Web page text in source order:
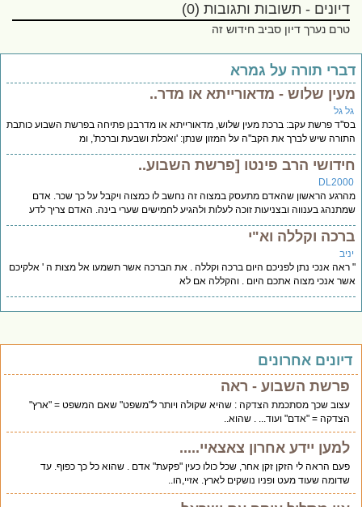
דיונים - תשובות ותגובות (0)
טרם נערך דיון סביב חידוש זה
תורה על גמרא
שלוש - מדאורייתא או מדר..
גל
פרשת עקב: ברכת מעין שלוש, מדאורייתא או מדרבנן פתיחה בפרשת השבוע כותבת
שיש לברך את הקב''ה על המזון שנתן: 'ואכלת ושבעת וברכת', ומ
הרב פינטו [פרשת השבוע..
הראשון שהאדם מתעסק במצוה זה נחשב לו כמצוה ויקבל על כך שכר. אדם
בענווה ובצניעות זוכה לעלות ולהגיע לחמישים שערי בינה. האדם צריך לדע
וקללה וא"י
אנכי נתן לפניכם היום ברכה וקללה . את הברכה אשר תשמעו אל מצות ה ' אלקיכם
אנכי מצוה אתכם היום . והקללה אם לא
אחרונים
פרשת השבוע - ראה
עצוב שכך מסתכמת הצדקה : שהיא שקולה ויותר ל"משפט" שאם המשפט = "ארץ"
הצדקה = "אדם" ועוד... . שהוא..
למען יידע אחרון צאצאיי.....
פעם הראה לי הזקן זקן אחר, שכל כולו כעין "פקעת" אדם . שהוא כל כך כפוף. עד
שדומה שעוד מעט ופניו נושקים לארץ. אזיי,הו..